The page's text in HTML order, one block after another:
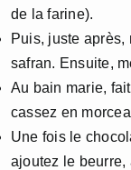
de la farine).
Puis, juste
safran. Ensuite,
Au bain marie,
cassez en
Une fois le
ajoutez le beurre,